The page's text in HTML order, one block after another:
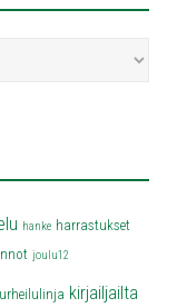
hanke harrastukset
joulu12
kirjailjailta